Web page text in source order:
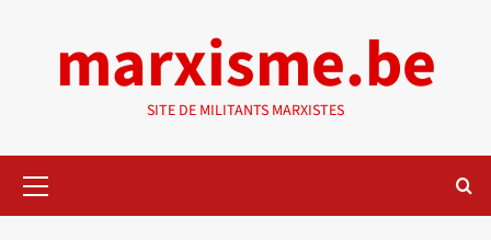
marxisme.be
SITE DE MILITANTS MARXISTES
principal